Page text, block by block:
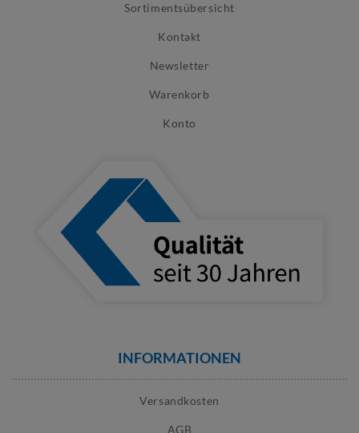
Sortimentsübersicht
Kontakt
Newsletter
Warenkorb
Konto
INFORMATIONEN
Versandkosten
AGB